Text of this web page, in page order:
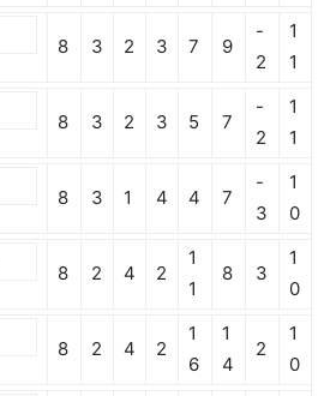
8 3 2 3 7 9
-
2
1
1
8 3 2 3 5 7
-
2
1
1
8 3 1 4 4 7
-
3
1
0
8 2 4 2
1
1
8 3
1
0
8 2 4 2
1
6
1
4
2
1
0